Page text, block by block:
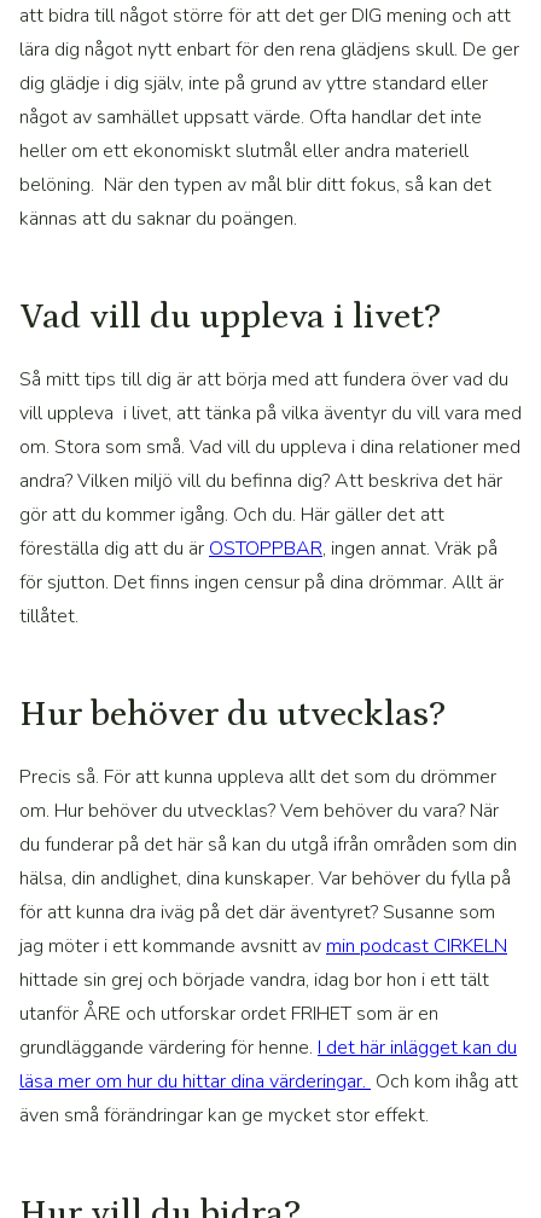
att bidra till något större för att det ger DIG mening och att
lära dig något nytt enbart för den rena glädjens skull. De ger
dig glädje i dig själv, inte på grund av yttre standard eller
något av samhället uppsatt värde. Ofta handlar det inte
heller om ett ekonomiskt slutmål eller andra materiell
belöning. När den typen av mål blir ditt fokus, så kan det
kännas att du saknar du poängen.
Vad vill du uppleva i livet?
Så mitt tips till dig är att börja med att fundera över vad du
vill uppleva i livet, att tänka på vilka äventyr du vill vara med
om. Stora som små. Vad vill du uppleva i dina relationer med
andra? Vilken miljö vill du befinna dig? Att beskriva det här
gör att du kommer igång. Och du. Här gäller det att
föreställa dig att du är OSTOPPBAR, ingen annat. Vräk på
för sjutton. Det finns ingen censur på dina drömmar. Allt är
tillåtet.
Hur behöver du utvecklas?
Precis så. För att kunna uppleva allt det som du drömmer
om. Hur behöver du utvecklas? Vem behöver du vara? När
du funderar på det här så kan du utgå ifrån områden som din
hälsa, din andlighet, dina kunskaper. Var behöver du fylla på
för att kunna dra iväg på det där äventyret? Susanne som
jag möter i ett kommande avsnitt av min podcast CIRKELN
hittade sin grej och började vandra, idag bor hon i ett tält
utanför ÅRE och utforskar ordet FRIHET som är en
grundläggande värdering för henne. I det här inlägget kan du
läsa mer om hur du hittar dina värderingar. Och kom ihåg att
även små förändringar kan ge mycket stor effekt.